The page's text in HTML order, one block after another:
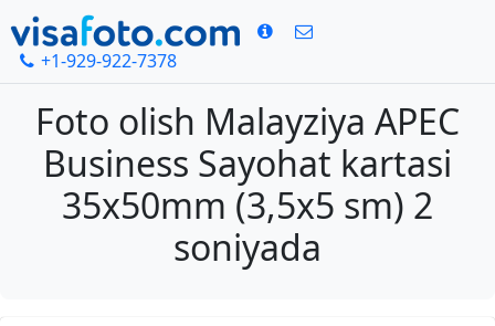
+1-929-922-7378
Foto olish Malayziya APEC
Business Sayohat kartasi
35x50mm (3,5x5 sm) 2
soniyada